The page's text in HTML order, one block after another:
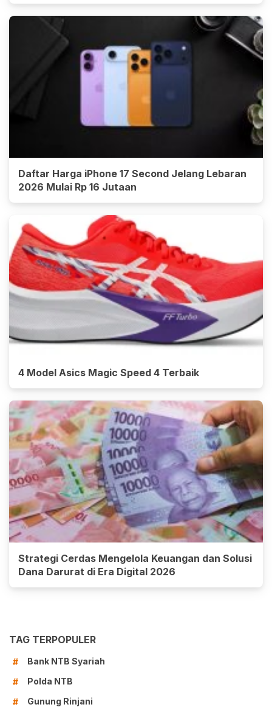
Daftar Harga iPhone 17 Second Jelang Lebaran
2026 Mulai Rp 16 Jutaan
4 Model Asics Magic Speed 4 Terbaik
Strategi Cerdas Mengelola Keuangan dan Solusi
Dana Darurat di Era Digital 2026
TAG TERPOPULER
#
Bank NTB Syariah
#
Polda NTB
#
Gunung Rinjani